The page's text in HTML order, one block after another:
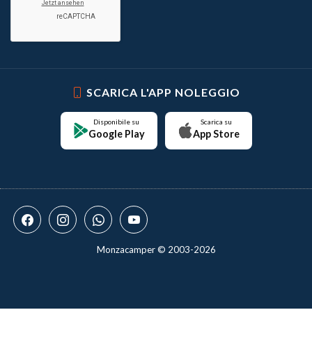
SCARICA L'APP NOLEGGIO
Disponibile su
Google Play
Scarica su
App Store
Monzacamper © 2003-2026